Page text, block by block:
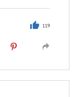
119